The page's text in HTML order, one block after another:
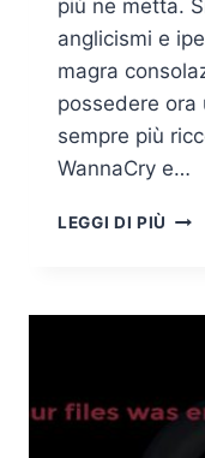
più ne metta.
anglicismi e
magra
possedere ora
sempre più
WannaCry e…
LEGGI DI PIÙ